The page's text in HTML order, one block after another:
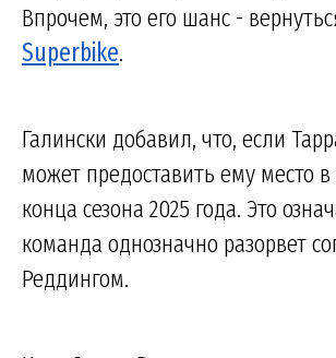
Впрочем, это его шанс -
Superbike.
Галински добавил, что, если
может предоставить ему место
конца сезона 2025 года. Это
команда однозначно разорвет
Реддингом.